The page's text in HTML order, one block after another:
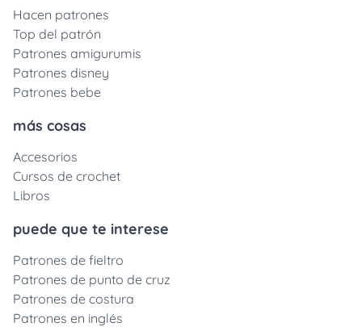
Hacen patrones
Top del patrón
Patrones amigurumis
Patrones disney
Patrones bebe
más cosas
Accesorios
Cursos de crochet
Libros
puede que te interese
Patrones de fieltro
Patrones de punto de cruz
Patrones de costura
Patrones en inglés